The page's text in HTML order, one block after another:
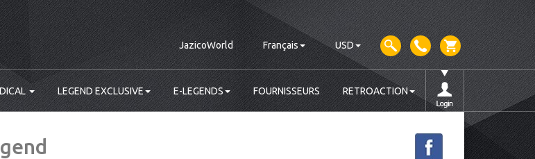
JazicoWorld Français USD
LEGEND EXCLUSIVE E-LEGENDS FOURNISSEURS RETROACTION